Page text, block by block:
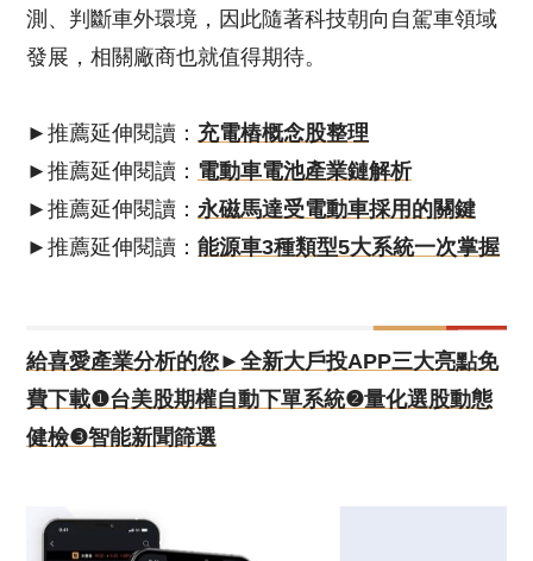
測、判斷車外環境，因此隨著科技朝向自駕車領域
發展，相關廠商也就值得期待。
►推薦延伸閱讀： 充電樁概念股整理
►推薦延伸閱讀： 電動車電池產業鏈解析
►推薦延伸閱讀： 永磁馬達受電動車採用的關鍵
►推薦延伸閱讀： 能源車3種類型5大系統一次掌握
給喜愛產業分析的您►全新大戶投APP三大亮點免
費下載❶台美股期權自動下單系統❷量化選股動態
健檢❸智能新聞篩選